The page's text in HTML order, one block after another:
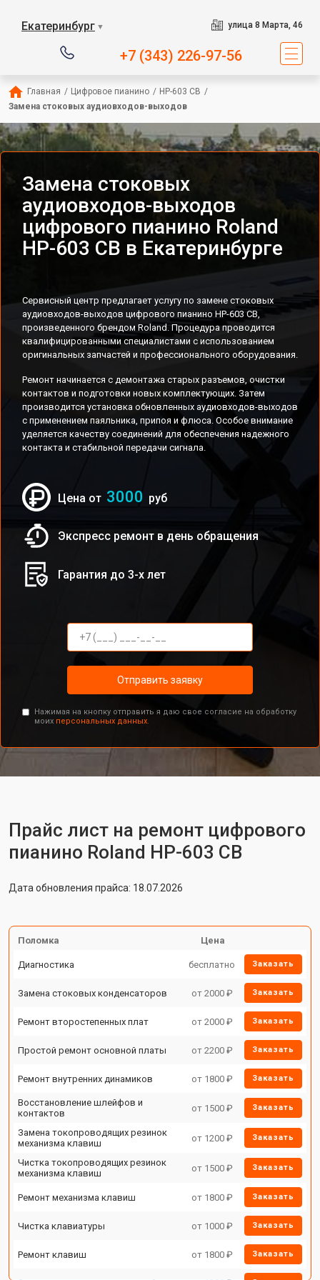
Екатеринбург ▼ улица 8 Марта, 46
+7 (343) 226-97-56
Главная / Цифровое пианино / HP-603 CB /
Замена стоковых аудиовходов-выходов
Замена стоковых
аудиовходов-выходов
цифрового пианино Roland
HP-603 CB в Екатеринбурге
Сервисный центр предлагает услугу по замене стоковых
аудиовходов-выходов цифрового пианино HP-603 CB,
произведенного брендом Roland. Процедура проводится
квалифицированными специалистами с использованием
оригинальных запчастей и профессионального оборудования.
Ремонт начинается с демонтажа старых разъемов, очистки
контактов и подготовки новых комплектующих. Затем
производится установка обновленных аудиовходов-выходов
с применением паяльника, припоя и флюса. Особое внимание
уделяется качеству соединений для обеспечения надежного
контакта и стабильной передачи сигнала.
Цена от 3000 руб
Экспресс ремонт в день обращения
Гарантия до 3-х лет
Отправить заявку
Нажимая на кнопку отправить я даю свое согласие на обработку
моих персональных данных.
Прайс лист на ремонт цифрового
пианино Roland HP-603 CB
Дата обновления прайса: 18.07.2026
Поломка Цена
Диагностика бесплатно Заказать
Замена стоковых конденсаторов от 2000 ₽ Заказать
Ремонт второстепенных плат от 2000 ₽ Заказать
Простой ремонт основной платы от 2200 ₽ Заказать
Ремонт внутренних динамиков от 1800 ₽ Заказать
Восстановление шлейфов и
контактов
от 1500 ₽ Заказать
Замена токопроводящих резинок
механизма клавиш
от 1200 ₽ Заказать
Чистка токопроводящих резинок
механизма клавиш
от 1500 ₽ Заказать
Ремонт механизма клавиш от 1800 ₽ Заказать
Чистка клавиатуры от 1000 ₽ Заказать
Ремонт клавиш от 1800 ₽ Заказать